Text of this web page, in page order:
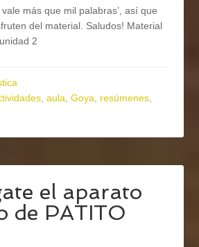
más que mil palabras’, así que
del material. Saludos! Material
2
,aula,Goya, resúmenes,
el aparato
de PATITO